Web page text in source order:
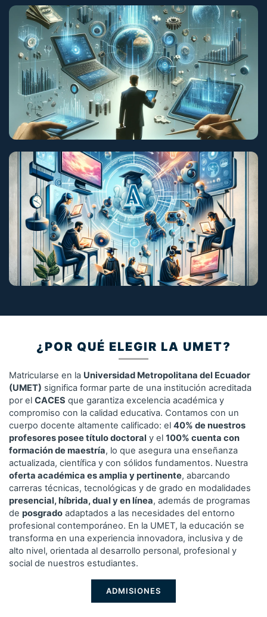
¿POR QUÉ ELEGIR LA UMET?
Matricularse en la Universidad Metropolitana del Ecuador
(UMET) significa formar parte de una institución acreditada
por el CACES que garantiza excelencia académica y
compromiso con la calidad educativa. Contamos con un
cuerpo docente altamente calificado: el 40% de nuestros
profesores posee título doctoral y el 100% cuenta con
formación de maestría, lo que asegura una enseñanza
actualizada, científica y con sólidos fundamentos. Nuestra
oferta académica es amplia y pertinente, abarcando
carreras técnicas, tecnológicas y de grado en modalidades
presencial, híbrida, dual y en línea, además de programas
de posgrado adaptados a las necesidades del entorno
profesional contemporáneo. En la UMET, la educación se
transforma en una experiencia innovadora, inclusiva y de
alto nivel, orientada al desarrollo personal, profesional y
social de nuestros estudiantes.
ADMISIONES